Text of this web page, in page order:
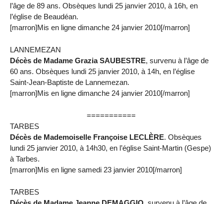
l’âge de 89 ans. Obsèques lundi 25 janvier 2010, à 16h, en
l’église de Beaudéan.
[marron]Mis en ligne dimanche 24 janvier 2010[/marron]
LANNEMEZAN
Décès de Madame Grazia SAUBESTRE, survenu à l’âge de
60 ans. Obsèques lundi 25 janvier 2010, à 14h, en l’église
Saint-Jean-Baptiste de Lannemezan.
[marron]Mis en ligne dimanche 24 janvier 2010[/marron]
===========
TARBES
Décès de Mademoiselle Françoise LECLÈRE. Obsèques
lundi 25 janvier 2010, à 14h30, en l’église Saint-Martin (Gespe)
à Tarbes.
[marron]Mis en ligne samedi 23 janvier 2010[/marron]
TARBES